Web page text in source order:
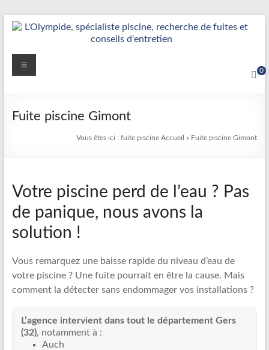
Aller
au
Détection
Réparation
Fuite
L’Olympide
—
Expert
France
Recherche
de
fuite
piscine
partout
0
Menu
Fuite piscine Gimont
Vous êtes ici : fuite piscineAccueil » Fuite piscine Gimont
Votre piscine perd de l’eau ? Pas
de panique, nous avons la
solution !
Vous remarquez une baisse rapide du niveau d’eau de
votre piscine ? Une fuite pourrait en être la cause. Mais
comment la détecter sans endommager vos installations ?
L’agence intervient dans tout le département Gers
(32), notamment à :
Auch